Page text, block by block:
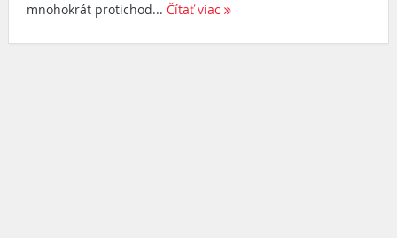
mnohokrát protichod... Čítať viac